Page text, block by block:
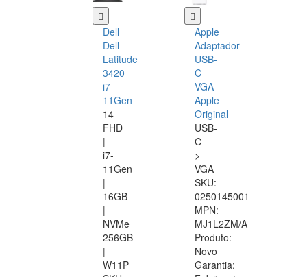
Dell
Dell
Latitude
3420
i7-
11Gen
14
FHD
|
i7-
11Gen
|
16GB
|
NVMe
256GB
|
W11P
Apple
Adaptador
USB-
C
VGA
Apple
Original
USB-
C
>
VGA
SKU:
0250145001
MPN:
MJ1L2ZM/A
Produto:
Novo
Garantia: